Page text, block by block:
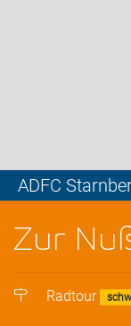
ADFC
Zur
Radtour